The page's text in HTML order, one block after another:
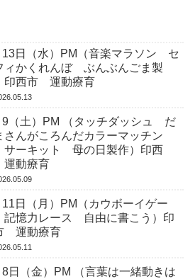
13日（水）PM（音楽マラソン セ
ィかくれんぼ ぶんぶんごま製
印西市 運動療育
9（土）PM （タッチダッシュ だ
さんがころんだカラーマッチン
ーキット 母の日製作）印西
動療育
11日（月）PM（カウボーイゲー
憶力レース 自由に書こう）印
運動療育
8日（金）PM （言葉は一緒動きは